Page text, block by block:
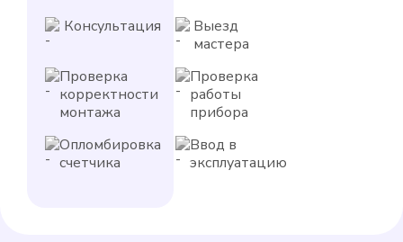
Консультация
Выезд
мастера
Проверка
корректности
монтажа
Проверка
работы
прибора
Опломбировка
счетчика
Ввод в
эксплуатацию